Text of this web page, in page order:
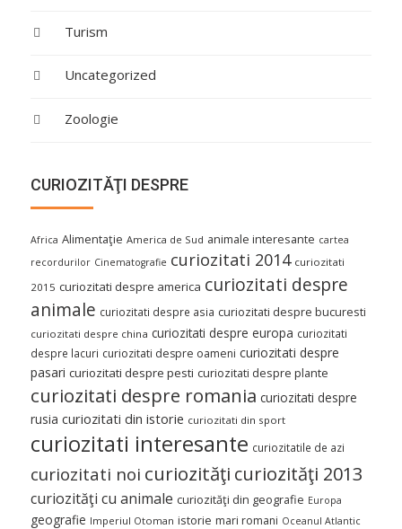
Turism
Uncategorized
Zoologie
CURIOZITĂŢI DESPRE
Africa Alimentaţie America de Sud animale interesante cartea
recordurilor Cinematografie curiozitati 2014 curiozitati
2015 curiozitati despre america curiozitati despre
animale curiozitati despre asia curiozitati despre bucuresti
curiozitati despre china curiozitati despre europa curiozitati
despre lacuri curiozitati despre oameni curiozitati despre
pasari curiozitati despre pesti curiozitati despre plante
curiozitati despre romania curiozitati despre
rusia curiozitati din istorie curiozitati din sport
curiozitati interesante curiozitatile de azi
curiozitati noi curiozităţi curiozităţi 2013
curiozităţi cu animale curiozităţi din geografie Europa
geografie Imperiul Otoman istorie mari romani Oceanul Atlantic